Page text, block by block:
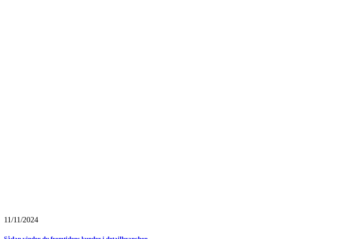
11/11/2024